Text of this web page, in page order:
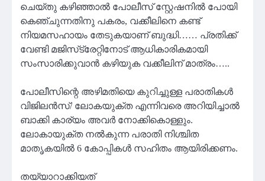
ചെയ്തു കഴിഞ്ഞാൽ പോലീസ് സ്റ്റേഷനിൽ പോയി
കെഞ്ചുന്നതിനു പകരം, വക്കീലിനെ കണ്ട്
നിയമസഹായം തേടുകയാണ് ബുദ്ധി…… പ്രതിക്ക്
വേണ്ടി മജിസ്‌ട്രേറ്റിനോട് ആധികാരികമായി
സംസാരിക്കുവാൻ കഴിയുക വക്കീലിന് മാത്രം…..
പോലീസിന്റെ അഴിമതിയെ കുറിച്ചുള്ള പരാതികൾ
വിജിലൻസ്/ ലോകയുക്ത എന്നിവരെ അറിയിച്ചാൽ
ബാക്കി കാര്യം അവർ നോക്കികൊള്ളും.
ലോകായുക്ത നൽകുന്ന പരാതി നിശ്ചിത
മാതൃകയിൽ 6 കോപ്പികൾ സഹിതം ആയിരിക്കണം.
തയ്യാറാക്കിയത്